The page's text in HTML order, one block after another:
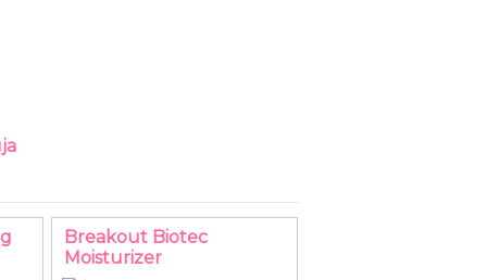
Breakout Biotec
Moisturizer